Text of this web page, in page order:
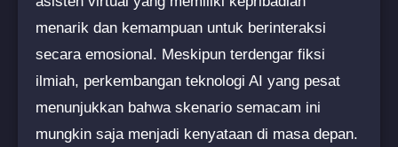
menarik dan kemampuan untuk berinteraksi
secara emosional. Meskipun terdengar fiksi
ilmiah, perkembangan teknologi AI yang pesat
menunjukkan bahwa skenario semacam ini
mungkin saja menjadi kenyataan di masa depan.